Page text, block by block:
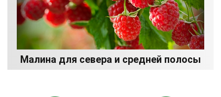
Малина для севера и средней полосы